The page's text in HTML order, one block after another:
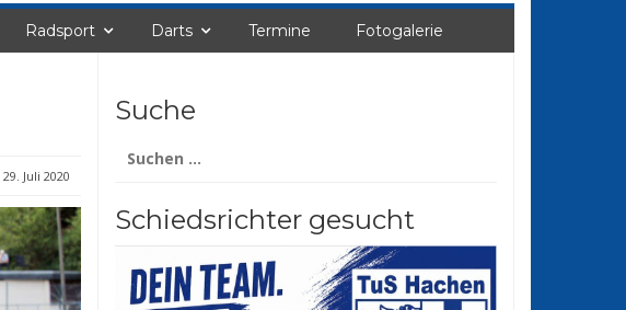
Radsport Darts Termine Fotogalerie
29. Juli 2020
Suche
nach:
Schiedsrichter gesucht